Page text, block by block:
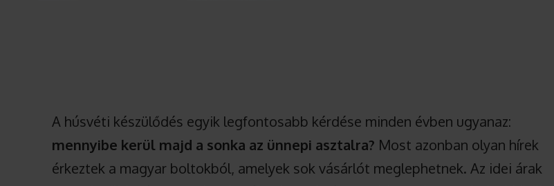
A húsvéti készülődés egyik legfontosabb kérdése minden évben ugyanaz:
mennyibe kerül majd a sonka az ünnepi asztalra? Most azonban olyan hírek
érkeztek a magyar boltokból, amelyek sok vásárlót meglephetnek. Az idei árak